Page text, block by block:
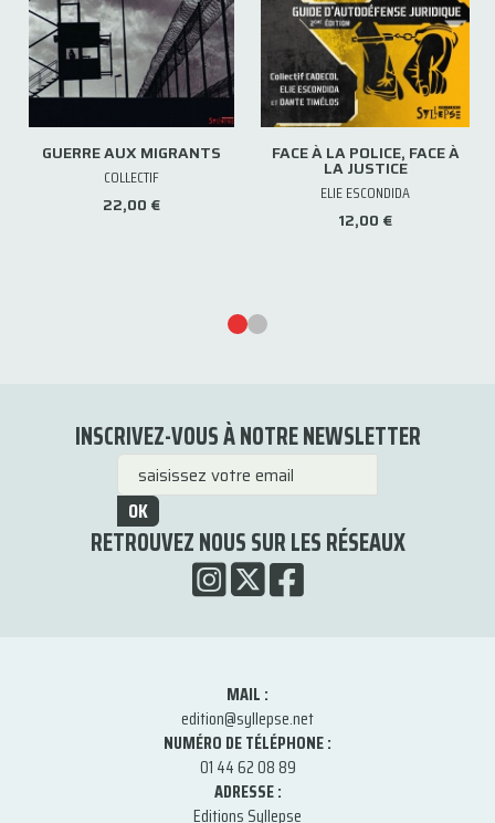
GUERRE AUX MIGRANTS
COLLECTIF
22,00 €
FACE À LA POLICE, FACE À
LA JUSTICE
ELIE ESCONDIDA
12,00 €
INSCRIVEZ-VOUS À NOTRE NEWSLETTER
OK
RETROUVEZ NOUS SUR LES RÉSEAUX
MAIL :
edition@syllepse.net
NUMÉRO DE TÉLÉPHONE :
01 44 62 08 89
ADRESSE :
Editions Syllepse